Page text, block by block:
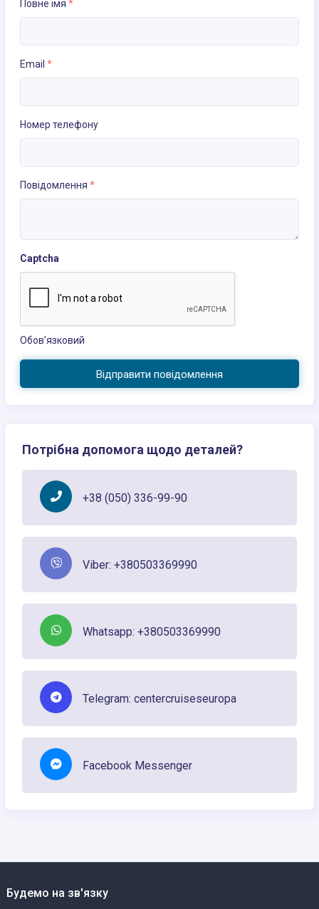
Повне імя *
Email *
Номер телефону
Повідомлення *
Captcha
Обов’язковий
Відправити повідомлення
Потрібна допомога щодо деталей?
+38 (050) 336-99-90
Viber: +380503369990
Whatsapp: +380503369990
Telegram: centercruiseseuropa
Facebook Messenger
Будемо на зв'язку